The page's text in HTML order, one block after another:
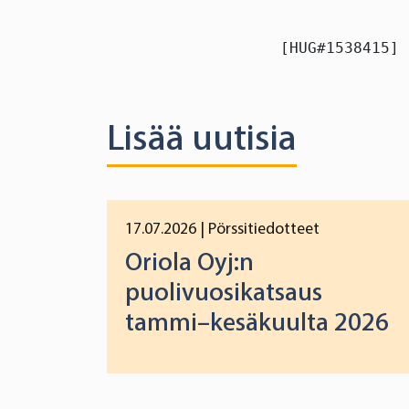
[HUG#1538415]
Lisää uutisia
17.07.2026 | Pörssitiedotteet
Oriola Oyj:n
puolivuosikatsaus
tammi–kesäkuulta 2026